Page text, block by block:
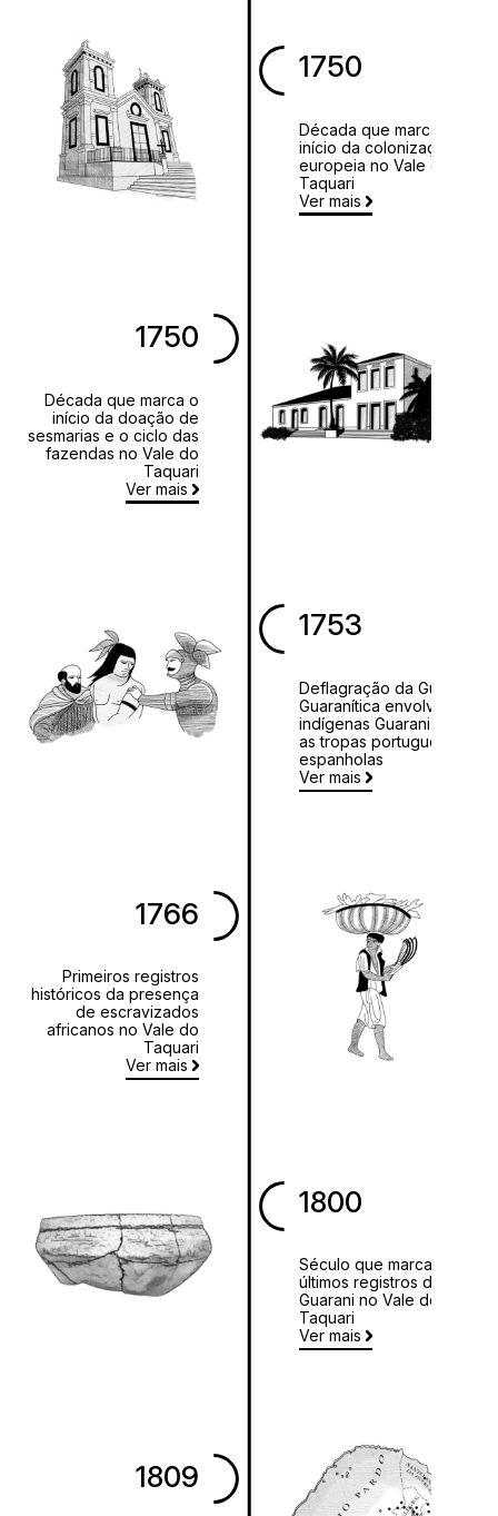
Década que marca o
início da colonização
europeia no Vale do
Taquari
Ver mais
1750
Década que marca o
início da doação de
sesmarias e o ciclo das
fazendas no Vale do
Taquari
Ver mais
1750
Deflagração da Guerra
Guaranítica envolvendo
indígenas Guarani contra
as tropas portuguesas e
espanholas
Ver mais
1753
Primeiros registros
históricos da presença
de escravizados
africanos no Vale do
Taquari
Ver mais
1766
Século que marca os
últimos registros de sítios
Guarani no Vale do
Taquari
Ver mais
1800
1809